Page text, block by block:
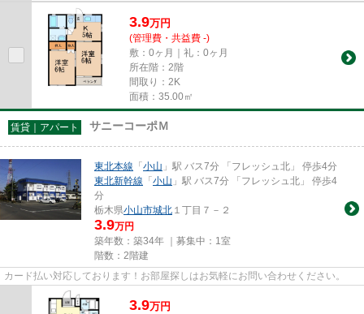
3.9万円
(管理費・共益費 -)
敷：0ヶ月｜礼：0ヶ月
所在階：2階
間取り：2K
面積：35.00㎡
賃貸｜アパート サニーコーポＭ
東北本線 「小山 」駅 バス7分 「フレッシュ北」 停歩4分
東北新幹線 「小山 」駅 バス7分 「フレッシュ北」 停歩4
分
栃木県小山市城北 １丁目７－２
3.9万円
築年数：築34年 ｜募集中： 1室
階数：2階建
カード払い対応しております！お部屋探しはお気軽にお問い合わせください。
3.9万円